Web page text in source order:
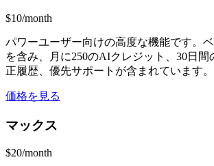
$10/month
パワーユーザー向けの高度な機能です。
を含み、月に250のAIクレジット、30日間
正履歴、優先サポートが含まれています。
価格を見る
マックス
$20/month